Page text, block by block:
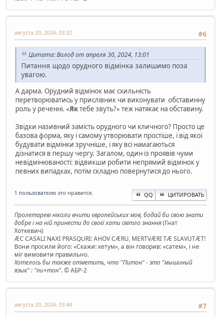
#6
августа 20, 2024, 03:32
Цитата: Волод от апреля 30, 2024, 13:01
Питання щодо орудного відмінка залишимо поза
увагою.
А дарма. Орудний відмінок має схильність
перетворюватись у прислівник чи виконувати обставинну
роль у реченні. «Яктебе звуть?» теж натякає на обставину.
Звідки називний замість орудного чи кличного? Просто це
базова форма, яку і самому утворювати простіше, і від якої
будувати відмінки зручніше, і яку всі намагаються
дізнатися в першу чергу. Загалом, один із проявів чуми
невідмінюваності: відвикши робити непрямий відмінок у
певних випадках, потім складно повернутися до нього.
1 пользователю это нравится. QQ ЦИТИРОВАТЬ
Пролетареві ніколи вчити європейських мов, бодай би свою знати
добре і на ній принести до своєї хати світло знання(Гнат
Хоткевич)
ÆC CASALI NAXI PRASQURI: AHOV CÆRU, MERTVÆRI TÆ SLAVUTÆT!
Вони просили його: «Скажи: кетум», а він говорив: «сатем», і не
міг вимовити правильно.
Хотелось бы также отметить, что "Питон" - это "мышиный
язык" : "пи+тон". © АБР-2
#7
августа 20, 2024, 03:44